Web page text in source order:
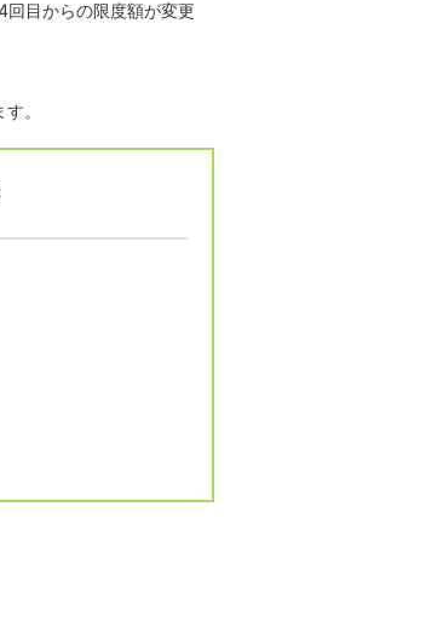
目からの限度額が変更
。